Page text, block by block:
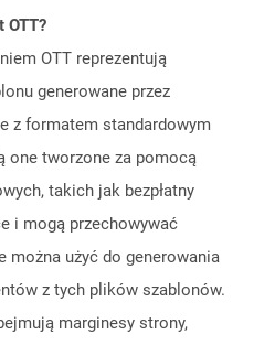
OTT?
OTT reprezentują
generowane przez
z formatem standardowym
one tworzone za pomocą
takich jak bezpłatny
i mogą przechowywać
można użyć do generowania
z tych plików szablonów.
marginesy strony,